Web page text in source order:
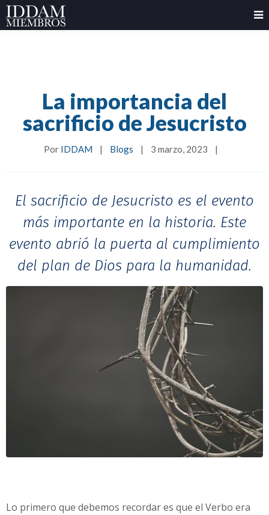
La importancia del
sacrificio de Jesucristo
Por IDDAM | Blogs | 3 marzo, 2023 |
El sacrificio de Jesucristo es el evento
más importante en la historia. Este
evento abrió la puerta al cumplimiento
del plan de Dios para la humanidad.
Lo primero que debemos recordar es que el Verbo era